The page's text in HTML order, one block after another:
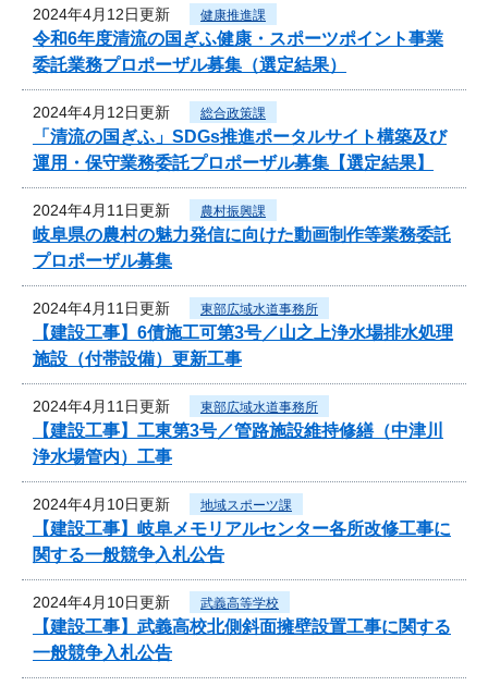
2024年4月12日更新 健康推進課
令和6年度清流の国ぎふ健康・スポーツポイント事業
委託業務プロポーザル募集（選定結果）
2024年4月12日更新 総合政策課
「清流の国ぎふ」SDGs推進ポータルサイト構築及び
運用・保守業務委託プロポーザル募集【選定結果】
2024年4月11日更新 農村振興課
岐阜県の農村の魅力発信に向けた動画制作等業務委託
プロポーザル募集
2024年4月11日更新 東部広域水道事務所
【建設工事】6債施工可第3号／山之上浄水場排水処理
施設（付帯設備）更新工事
2024年4月11日更新 東部広域水道事務所
【建設工事】工東第3号／管路施設維持修繕（中津川
浄水場管内）工事
2024年4月10日更新 地域スポーツ課
【建設工事】岐阜メモリアルセンター各所改修工事に
関する一般競争入札公告
2024年4月10日更新 武義高等学校
【建設工事】武義高校北側斜面擁壁設置工事に関する
一般競争入札公告